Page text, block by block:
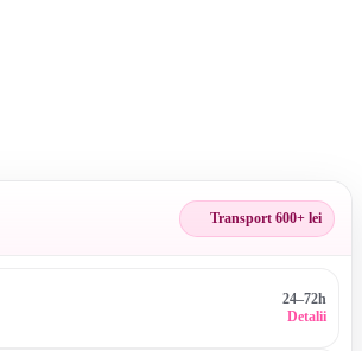
Transport 600+ lei
24–72h
Detalii